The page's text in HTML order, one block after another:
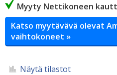
Myyty Nettikoneen
Katso myytävävä olevat
vaihtokoneet »
Näytä tilastot